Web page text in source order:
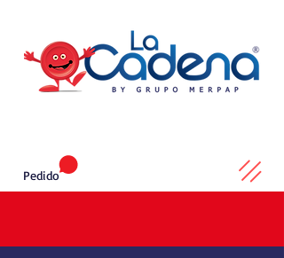
Pedido